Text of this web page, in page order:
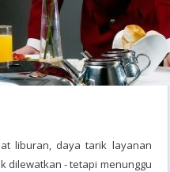
liburan, daya tarik layanan
dilewatkan - tetapi menunggu